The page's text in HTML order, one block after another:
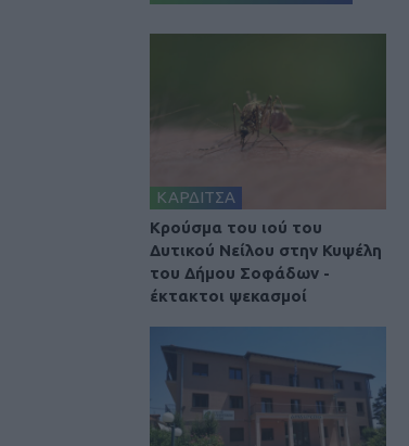
ΚΑΡΔΙΤΣΑ
Κρούσμα του ιού του
Δυτικού Νείλου στην Κυψέλη
του Δήμου Σοφάδων -
έκτακτοι ψεκασμοί